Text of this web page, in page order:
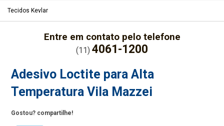
Tecidos Kevlar
Entre em contato pelo telefone
(11) 4061-1200
Adesivo Loctite para Alta
Temperatura Vila Mazzei
Gostou? compartilhe!